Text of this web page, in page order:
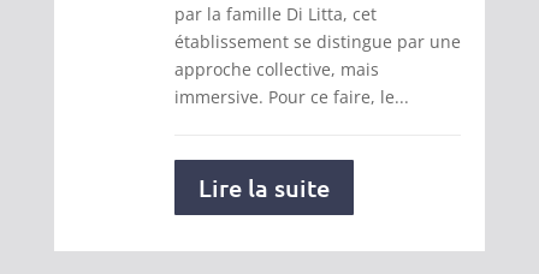
par la famille Di Litta, cet
établissement se distingue par une
approche collective, mais
immersive. Pour ce faire, le...
Lire la suite